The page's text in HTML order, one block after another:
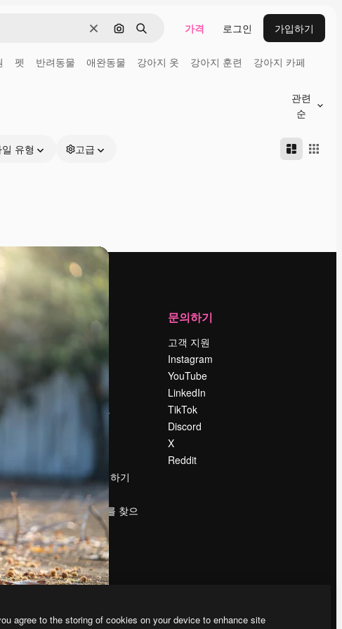
지우기이미지로 검색
검색 가격 로그인 가입하기
펫 반려동물 애완동물 강아지 옷 강아지 훈련 강아지 카페
관련
순
유형 고급
호 정책
회사
회사 소개
Reviews
검색 트렌드
콘텐츠 판매하기
프레스룸
magnific.ai를 찾으
시나요?
문의하기
고객 지원
Instagram
YouTube
LinkedIn
TikTok
Discord
X
Reddit
agree to the storing of cookies on your device to enhance site